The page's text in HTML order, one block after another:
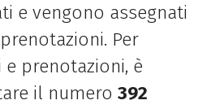
e vengono assegnati
Per
prenotazioni, è
il numero 392